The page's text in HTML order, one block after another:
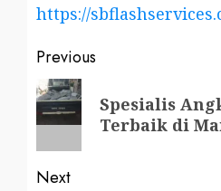
https://
Post
navigation
Previous
Previous
post:
Spesialis
Terbaik di
Next